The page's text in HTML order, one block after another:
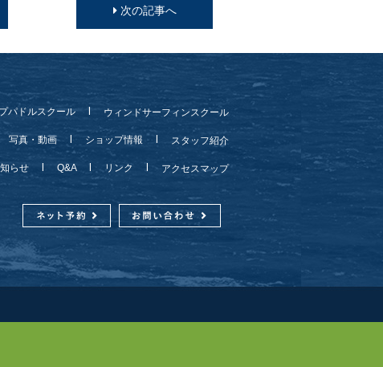
次の記事へ
パドルスクール ウィンドサーフィンスクール
写真・動画 ショップ情報 スタッフ紹介
らせ Q&A リンク アクセスマップ